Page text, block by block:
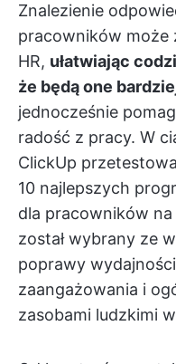
Znalezienie
pracowników może
HR, ułatwiając
że będą one
jednocześnie
radość z pracy. W
ClickUp
10 najlepszych
dla pracowników
został wybrany ze
poprawy
zaangażowania i
zasobami ludzkimi